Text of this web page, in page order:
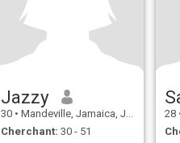
Jazzy
30 • Mandeville, Jamaica, Jamaique
Cherchant: 30 - 51
28